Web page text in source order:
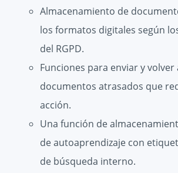
Almacenamiento de
los formatos digitales según
del RGPD.
Funciones para enviar y volver
documentos atrasados ​​que
acción.
Una función de
de autoaprendizaje con
de búsqueda interno.